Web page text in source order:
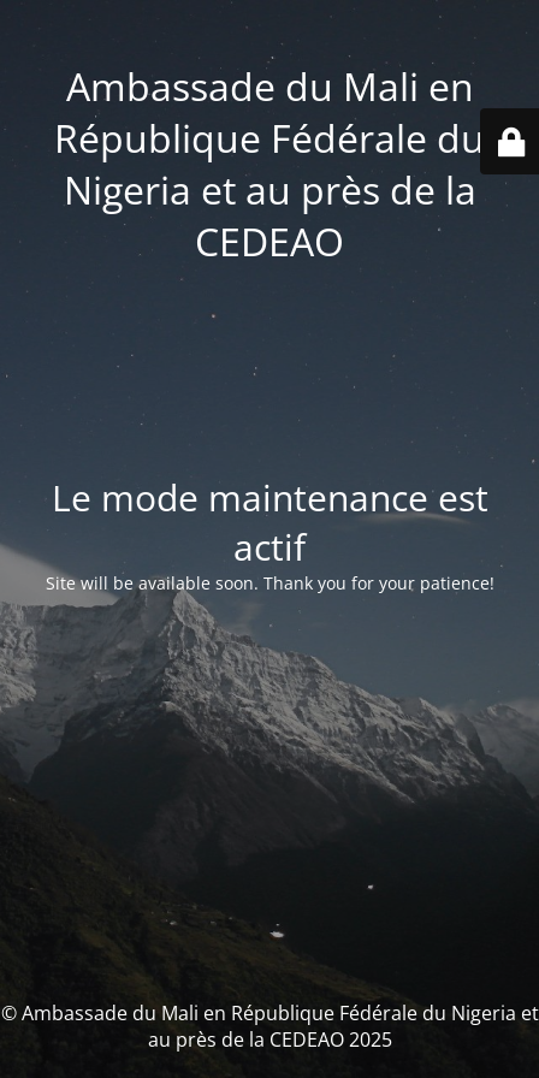
Ambassade du Mali en
République Fédérale du
Nigeria et au près de la
CEDEAO
Le mode maintenance est
actif
Site will be available soon. Thank you for your patience!
© Ambassade du Mali en République Fédérale du Nigeria et
au près de la CEDEAO 2025